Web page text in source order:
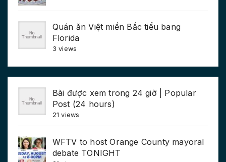
Quán ăn Việt miền Bắc tiểu bang
Florida
3 views
Bài được xem trong 24 giờ | Popular
Post (24 hours)
21 views
WFTV to host Orange County mayoral
debate TONIGHT